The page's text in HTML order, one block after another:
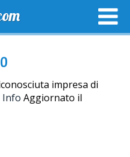
impresa di
Info Aggiornato il